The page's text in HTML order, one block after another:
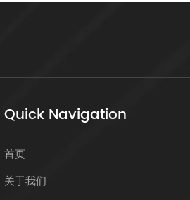
Quick Navigation
首页
关于我们